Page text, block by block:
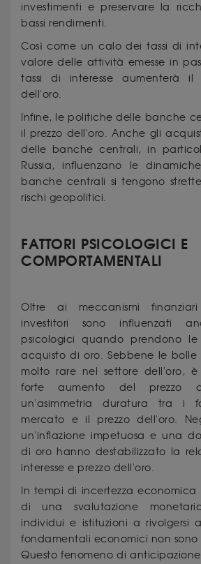
investimenti e preservare la
bassi rendimenti.
Così come un calo dei tassi di
valore delle attività emesse in
tassi di interesse aumenterà il
dell'oro.
Infine, le politiche delle banche
il prezzo dell'oro. Anche gli
delle banche centrali, in
Russia, influenzano le
banche centrali si tengono
rischi geopolitici.
FATTORI PSICOLOGICI E
COMPORTAMENTALI
Oltre ai meccanismi
investitori sono influenzati
psicologici quando prendono
acquisto di oro. Sebbene le bolle
molto rare nel settore dell'oro,
forte aumento del prezzo
un'asimmetria duratura tra i
mercato e il prezzo dell'oro.
un'inflazione impetuosa e una
di oro hanno destabilizzato la
interesse e prezzo dell'oro.
In tempi di incertezza economica
di una svalutazione
individui e istituzioni a rivolgersi
fondamentali economici non
Questo fenomeno di